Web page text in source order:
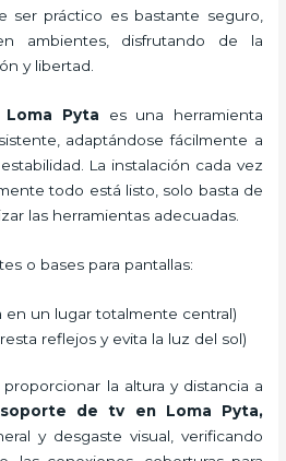
ser práctico es bastante seguro,
ambientes, disfrutando de la
y libertad.
Pyta es una herramienta
adaptándose fácilmente a
La instalación cada vez
todo está listo, solo basta de
las herramientas adecuadas.
o bases para pantallas:
en un lugar totalmente central)
reflejos y evita la luz del sol)
la altura y distancia a
soporte de tv en Loma Pyta,
y desgaste visual, verificando